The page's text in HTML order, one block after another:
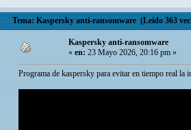
Tema: Kaspersky anti-ransomware (Leído 363
Kaspersky anti-ransomware
«en:23 Mayo 2026, 20:16 pm »
Programa de kaspersky para evitar en tiempo real la